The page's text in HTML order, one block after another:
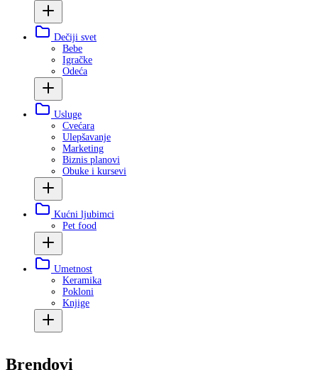
Dečiji svet
Bebe
Igračke
Odeća
Usluge
Cvećara
Ulepšavanje
Marketing
Biznis planovi
Obuke i kursevi
Kućni ljubimci
Pet food
Umetnost
Keramika
Pokloni
Knjige
Brendovi